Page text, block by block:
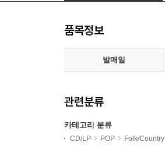
품목정보
발매일
관련분류
카테고리 분류
CD/LP POP Folk/Country